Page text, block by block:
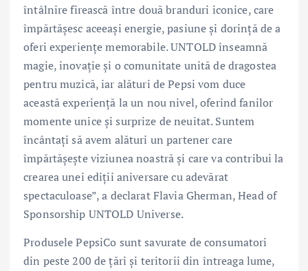
întâlnire firească între două branduri iconice, care
împărtășesc aceeași energie, pasiune și dorință de a
oferi experiențe memorabile. UNTOLD înseamnă
magie, inovație și o comunitate unită de dragostea
pentru muzică, iar alături de Pepsi vom duce
această experiență la un nou nivel, oferind fanilor
momente unice și surprize de neuitat. Suntem
încântați să avem alături un partener care
împărtășește viziunea noastră și care va contribui la
crearea unei ediții aniversare cu adevărat
spectaculoase”, a declarat Flavia Gherman, Head of
Sponsorship UNTOLD Universe.
Produsele PepsiCo sunt savurate de consumatori
din peste 200 de țări și teritorii din întreaga lume,